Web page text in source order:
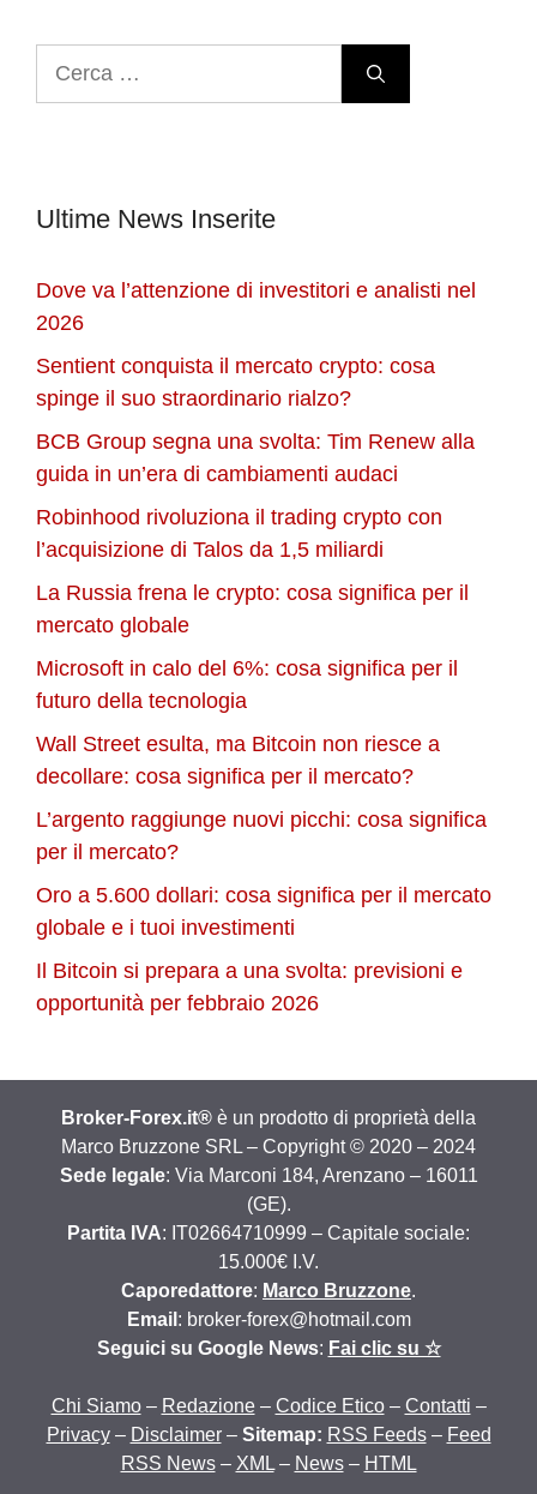
Ultime News Inserite
Dove va l’attenzione di investitori e analisti nel
2026
Sentient conquista il mercato crypto: cosa
spinge il suo straordinario rialzo?
BCB Group segna una svolta: Tim Renew alla
guida in un’era di cambiamenti audaci
Robinhood rivoluziona il trading crypto con
l’acquisizione di Talos da 1,5 miliardi
La Russia frena le crypto: cosa significa per il
mercato globale
Microsoft in calo del 6%: cosa significa per il
futuro della tecnologia
Wall Street esulta, ma Bitcoin non riesce a
decollare: cosa significa per il mercato?
L’argento raggiunge nuovi picchi: cosa significa
per il mercato?
Oro a 5.600 dollari: cosa significa per il mercato
globale e i tuoi investimenti
Il Bitcoin si prepara a una svolta: previsioni e
opportunità per febbraio 2026
Broker-Forex.it® è un prodotto di proprietà della
Marco Bruzzone SRL – Copyright © 2020 – 2024
Sede legale: Via Marconi 184, Arenzano – 16011
(GE).
Partita IVA: IT02664710999 – Capitale sociale:
15.000€ I.V.
Caporedattore: Marco Bruzzone.
Email : broker-forex@hotmail.com
Seguici su Google News: Fai clic su ☆
Chi Siamo– Redazione– Codice Etico– Contatti –
Privacy– Disclaimer– Sitemap: RSS Feeds– Feed
RSS News– XML– News– HTML